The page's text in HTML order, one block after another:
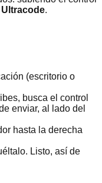
Ultracode.
(escritorio o
busca el control
enviar, al lado del
hasta la derecha
Listo, así de